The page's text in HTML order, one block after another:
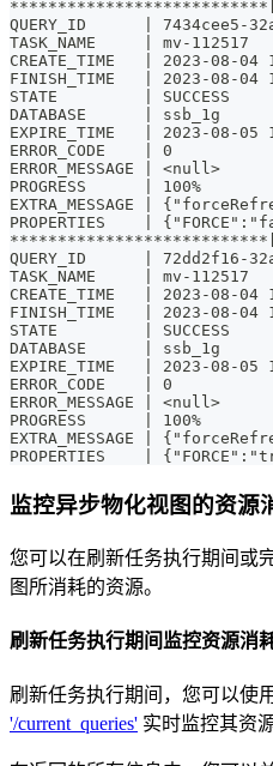
QUERY_ID      | 7434cee5-
TASK_NAME     | mv-112517
CREATE_TIME   | 2023-08-04
FINISH_TIME   | 2023-08-04
STATE         | SUCCESS
DATABASE      | ssb_1g
EXPIRE_TIME   | 2023-08-05
ERROR_CODE    | 0
ERROR_MESSAGE | <null>
PROGRESS      | 100%
EXTRA_MESSAGE |
PROPERTIES    |
QUERY_ID      | 72dd2f16-
TASK_NAME     | mv-112517
CREATE_TIME   | 2023-08-04
FINISH_TIME   | 2023-08-04
STATE         | SUCCESS
DATABASE      | ssb_1g
EXPIRE_TIME   | 2023-08-05
ERROR_CODE    | 0
ERROR_MESSAGE | <null>
PROGRESS      | 100%
EXTRA_MESSAGE |
PROPERTIES    |
监控异步物化视图的资源
您可以在刷新任务执行期间或
图所消耗的资源。
刷新任务执行期间监控资源消
刷新任务执行期间，您可以使用
'/current_queries' 实时监控其资